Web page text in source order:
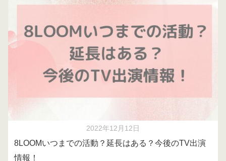
2022年12月12日
8LOOMいつまでの活動？延長はある？今後のTV出演
情報！